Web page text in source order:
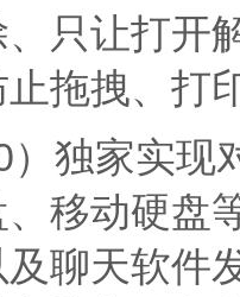
、只让打开
止拖拽、打
）独家实现
、移动硬盘
及聊天软件